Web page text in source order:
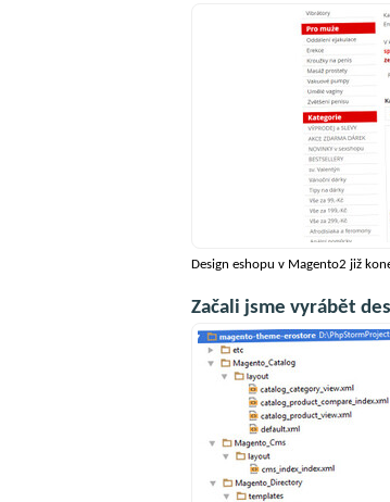
Design eshopu v Magento2 již
Začali jsme vyrábět